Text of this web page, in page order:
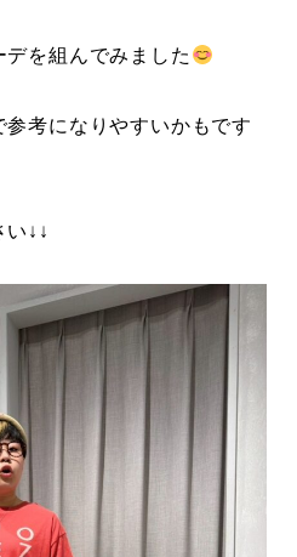
を組んでみました
考になりやすいかもです
↓↓